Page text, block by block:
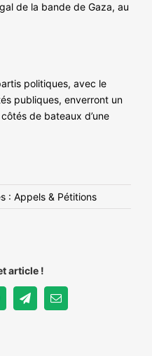
de la bande de Gaza, au
politiques, avec le
publiques, enverront un
de bateaux d’une
: Appels & Pétitions
article !
TelegramEmail